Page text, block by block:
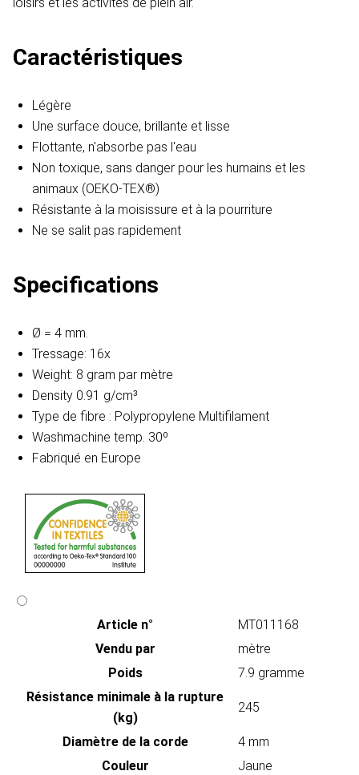
Caractéristiques
Légère
Une surface douce, brillante et lisse
Flottante, n'absorbe pas l'eau
Non toxique, sans danger pour les humains et les
animaux (OEKO-TEX®)
Résistante à la moisissure et à la pourriture
Ne se salit pas rapidement
Specifications
Ø = 4 mm.
Tressage: 16x
Weight: 8 gram par mètre
Density 0.91 g/cm³
Type de fibre : Polypropylene Multifilament
Washmachine temp. 30º
Fabriqué en Europe
Article n°
MT011168
Vendu par
mètre
Poids
7.9 gramme
Résistance minimale à la rupture
(kg)
245
Diamètre de la corde
4 mm
Couleur
Jaune